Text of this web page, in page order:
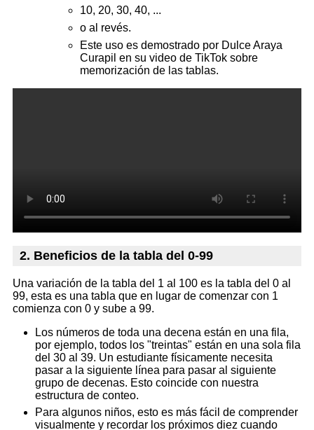
10, 20, 30, 40, ...
o al revés.
Este uso es demostrado por Dulce Araya
Curapil en su video de TikTok sobre
memorización de las tablas.
2. Beneficios de la tabla del 0-99
Una variación de la tabla del 1 al 100 es la tabla del 0 al
99, esta es una tabla que en lugar de comenzar con 1
comienza con 0 y sube a 99.
Los números de toda una decena están en una fila,
por ejemplo, todos los "treintas" están en una sola fila
del 30 al 39. Un estudiante físicamente necesita
pasar a la siguiente línea para pasar al siguiente
grupo de decenas. Esto coincide con nuestra
estructura de conteo.
Para algunos niños, esto es más fácil de comprender
visualmente y recordar los próximos diez cuando